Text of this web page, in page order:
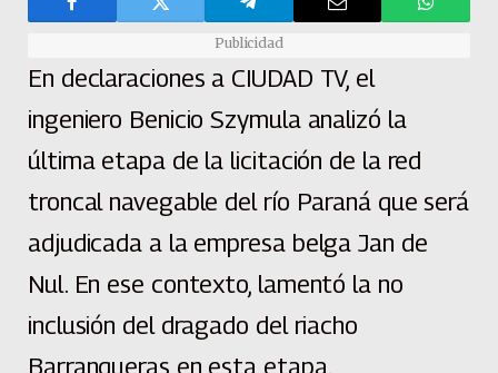
Publicidad
En declaraciones a CIUDAD TV, el
ingeniero Benicio Szymula analizó la
última etapa de la licitación de la red
troncal navegable del río Paraná que será
adjudicada a la empresa belga Jan de
Nul. En ese contexto, lamentó la no
inclusión del dragado del riacho
Barranqueras en esta etapa.